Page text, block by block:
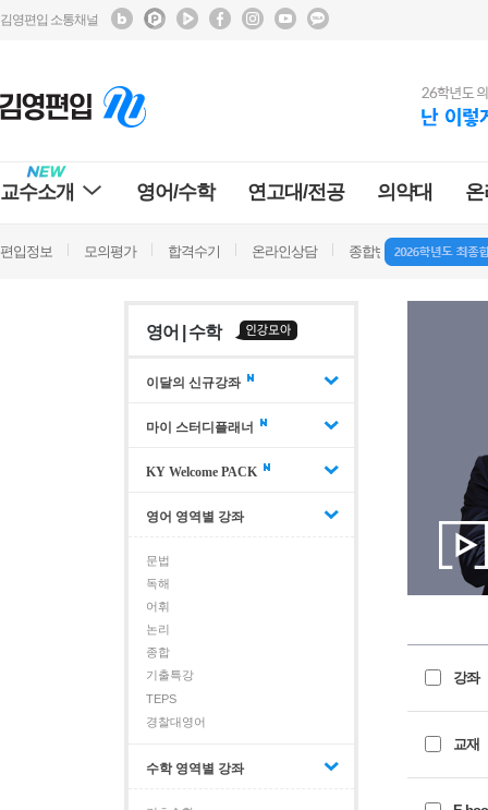
김영편입 소통채널
교수소개 영어/수학 연고대/전공 의약대
편입정보 모의평가 합격수기 온라인상담 종합반 방문상담
영어 | 수학
이달의 신규강좌
마이 스터디플래너
KY Welcome PACK
영어 영역별 강좌
문법
독해
어휘
논리
종합
기출특강
TEPS
경찰대영어
수학 영역별 강좌
강좌
교재